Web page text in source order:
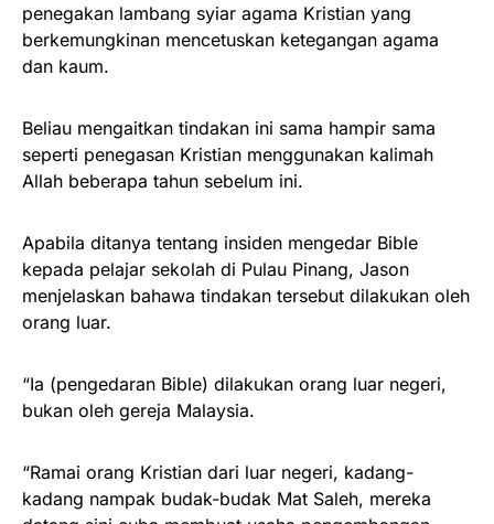
penegakan lambang syiar agama Kristian yang
berkemungkinan mencetuskan ketegangan agama
dan kaum.
Beliau mengaitkan tindakan ini sama hampir sama
seperti penegasan Kristian menggunakan kalimah
Allah beberapa tahun sebelum ini.
Apabila ditanya tentang insiden mengedar Bible
kepada pelajar sekolah di Pulau Pinang, Jason
menjelaskan bahawa tindakan tersebut dilakukan oleh
orang luar.
“Ia (pengedaran Bible) dilakukan orang luar negeri,
bukan oleh gereja Malaysia.
“Ramai orang Kristian dari luar negeri, kadang-
kadang nampak budak-budak Mat Saleh, mereka